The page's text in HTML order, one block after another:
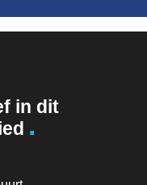
in dit
.